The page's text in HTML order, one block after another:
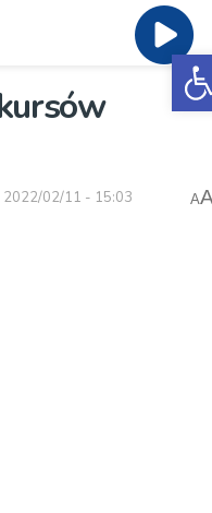
2022/02/11 - 15:03 A